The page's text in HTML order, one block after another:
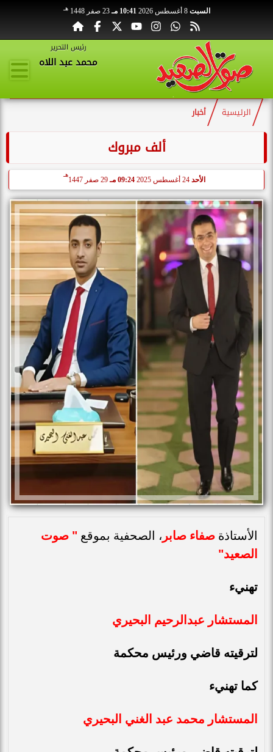
السبت 8 أغسطس 2026 10:41 مـ 23 صفر 1448 هـ
رئيس التحرير
محمد عبد اللاه
الرئيسية أخبار
ألف مبروك
الأحد 24 أغسطس 2025 09:24 مـ 29 صفر 1447
هـ
الأستاذة صفاء صابر ، الصحفية بموقع " صوت
الصعيد"
تهنيء
المستشار عبدالرحيم البحيري
لترقيته قاضي ورئيس محكمة
كما تهنيء
المستشار محمد عبد الغني البحيري